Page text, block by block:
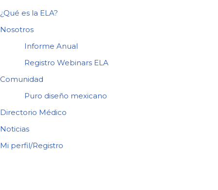
¿Qué es la ELA?
Nosotros
Informe Anual
Registro Webinars ELA
Comunidad
Puro diseño mexicano
Directorio Médico
Noticias
Mi perfil/Registro